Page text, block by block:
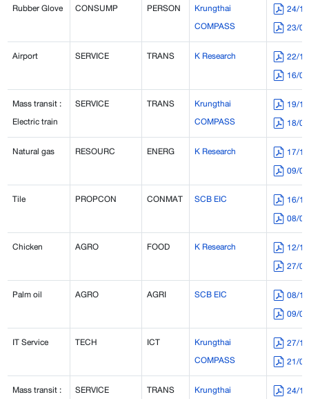
Rubber Glove
CONSUMP PERSON
Krungthai
COMPASS
24/
23/
Airport
SERVICE TRANS K Research
22/
16/
Mass transit :
Electric train
SERVICE TRANS
Krungthai
COMPASS
19/
18/
Natural gas
RESOURC ENERG K Research
17/
09/
Tile
PROPCON CONMAT SCB EIC
16/
08/
Chicken
AGRO FOOD K Research
12/
27/
Palm oil
AGRO AGRI SCB EIC
08/
09/
IT Service
TECH ICT
Krungthai
COMPASS
27/
21/
Mass transit :
SERVICE TRANS
Krungthai
24/